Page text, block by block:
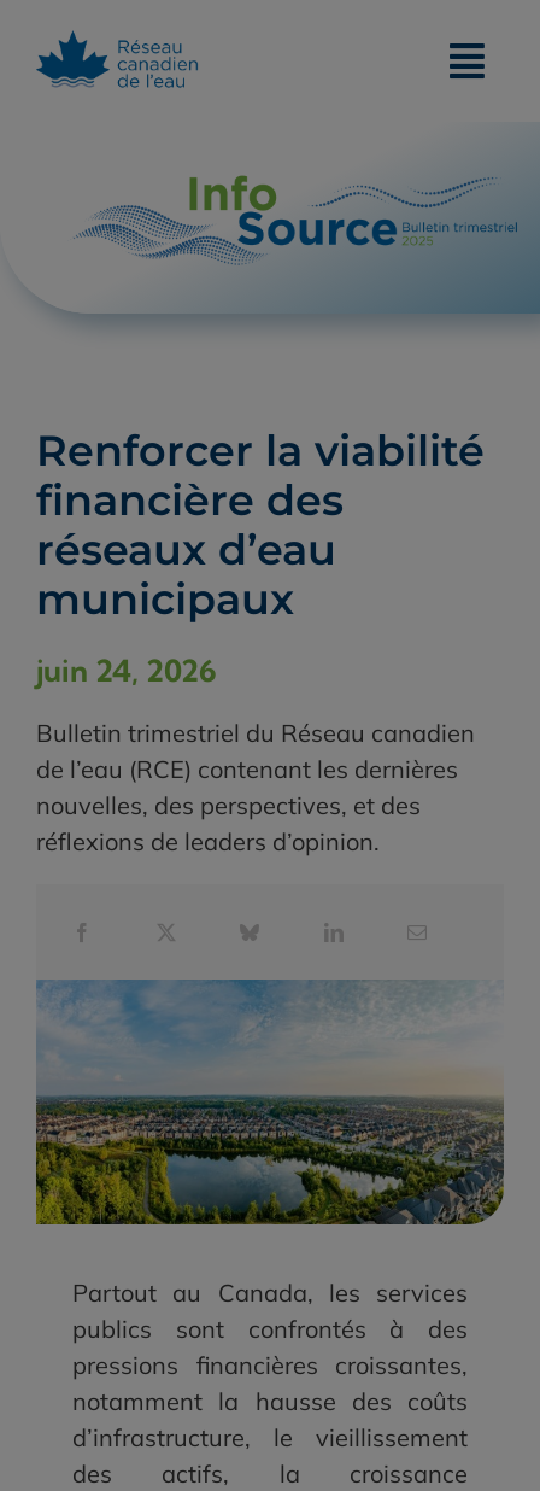
content
Renforcer la viabilité
financière des
réseaux d’eau
municipaux
juin 24, 2026
Bulletin trimestriel du Réseau canadien
de l’eau (RCE) contenant les dernières
nouvelles, des perspectives, et des
réflexions de leaders d’opinion.
Partout au Canada, les services
publics sont confrontés à des
pressions financières croissantes,
notamment la hausse des coûts
d’infrastructure, le vieillissement
des actifs, la croissance